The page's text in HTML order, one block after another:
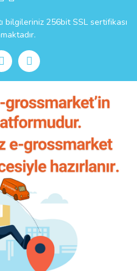
bilgileriniz 256bit SSL sertifikası